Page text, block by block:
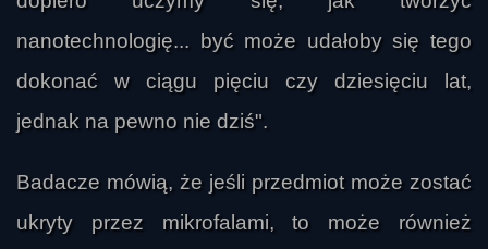
nanotechnologię... być może udałoby się tego
dokonać w ciągu pięciu czy dziesięciu lat,
jednak na pewno nie dziś".
Badacze mówią, że jeśli przedmiot może zostać
ukryty przez mikrofalami, to może również